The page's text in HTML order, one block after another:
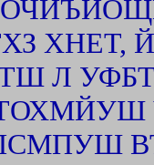
ХНЕТ,
Л